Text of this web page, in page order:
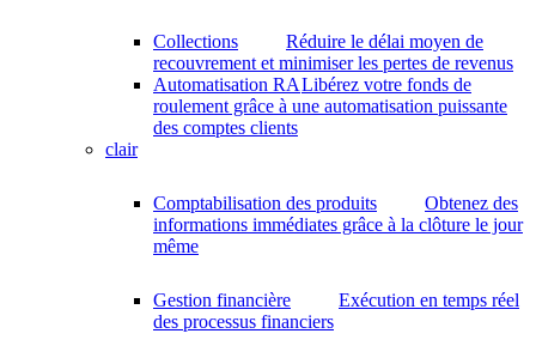
Collections
Réduire le délai moyen de
recouvrement et minimiser les pertes de revenus
Automatisation RALibérez votre fonds de
roulement grâce à une automatisation puissante
des comptes clients
clair
Comptabilisation des produits
Obtenez des
informations immédiates grâce à la clôture le jour
même
Gestion financière
Exécution en temps réel
des processus financiers